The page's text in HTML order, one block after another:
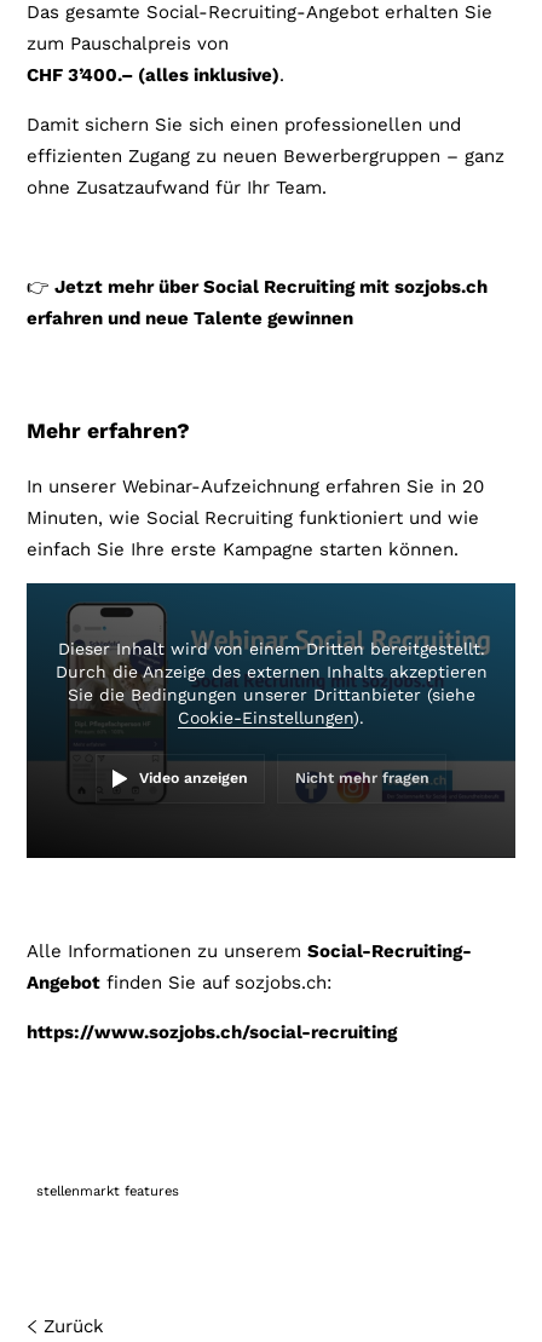
Das gesamte Social-Recruiting-Angebot erhalten Sie
zum Pauschalpreis von
CHF 3’400.– (alles inklusive).
Damit sichern Sie sich einen professionellen und
effizienten Zugang zu neuen Bewerbergruppen – ganz
ohne Zusatzaufwand für Ihr Team.
👉Jetzt mehr über Social Recruiting mit sozjobs.ch
erfahren und neue Talente gewinnen
Mehr erfahren?
In unserer Webinar-Aufzeichnung erfahren Sie in 20
Minuten, wie Social Recruiting funktioniert und wie
einfach Sie Ihre erste Kampagne starten können.
Dieser Inhalt wird von einem Dritten bereitgestellt.
Durch die Anzeige des externen Inhalts akzeptieren
Sie die Bedingungen unserer Drittanbieter (siehe
Cookie-Einstellungen).
Video anzeigen Nicht mehr fragen
Alle Informationen zu unseremSocial-Recruiting-
Angebot finden Sie auf sozjobs.ch:
https://www.sozjobs.ch/social-recruiting
stellenmarkt features
Zurück